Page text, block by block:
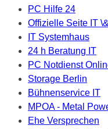
PC Hilfe 24
Offizielle Seite IT
IT Systemhaus
24 h Beratung IT
PC Notdienst
Storage Berlin
Bühnenservice IT
MPOA - Metal
Ehe Versprechen